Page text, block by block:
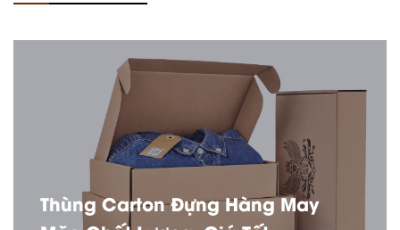
Thùng Carton Đựng Hàng May